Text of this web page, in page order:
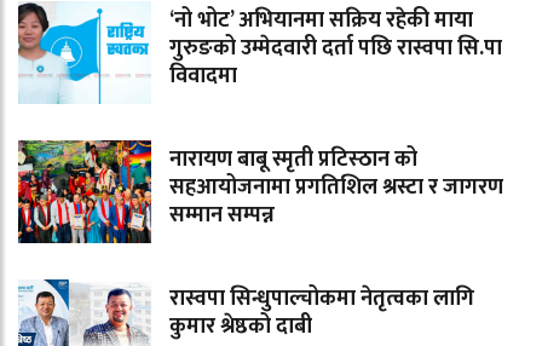
‘नो भोट’ अभियानमा सक्रिय रहेकी माया
गुरुङको उम्मेदवारी दर्ता पछि रास्वपा सि.पा
विवादमा
नारायण बाबू स्मृती प्रटिस्ठान को
सहआयोजनामा प्रगतिशिल श्रस्टा र जागरण
सम्मान सम्पन्न
रास्वपा सिन्धुपाल्चोकमा नेतृत्वका लागि
कुमार श्रेष्ठको दाबी